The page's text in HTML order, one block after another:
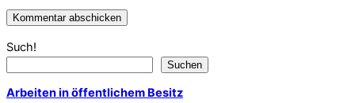
Such!
Suchen
Arbeiten in öffentlichem Besitz